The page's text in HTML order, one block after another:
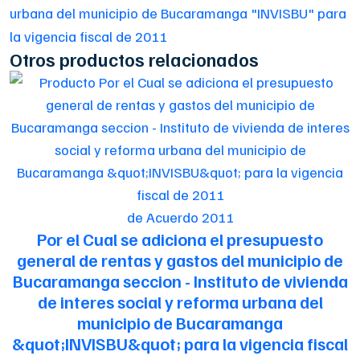
urbana del municipio de Bucaramanga "INVISBU" para
la vigencia fiscal de 2011
Otros productos relacionados
de Acuerdo 2011
Por el Cual se adiciona el presupuesto
general de rentas y gastos del municipio de
Bucaramanga seccion - Instituto de vivienda
de interes social y reforma urbana del
municipio de Bucaramanga
&quot;INVISBU&quot; para la vigencia fiscal